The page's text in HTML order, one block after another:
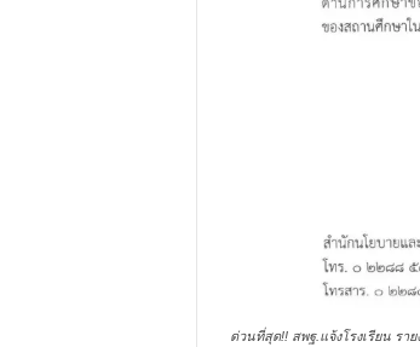
ด่วนที่สุด!! สพฐ.แจ้งโรงเรียน ร